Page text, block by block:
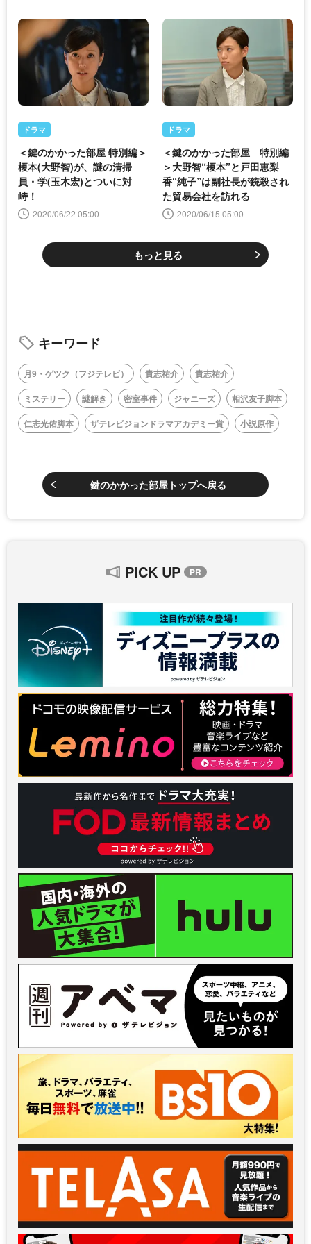
ドラマ
＜鍵のかかった部屋 特別編＞
榎本(大野智)が、謎の清掃
員・学(玉木宏)とついに対
峙！
2020/06/22 05:00
ドラマ
＜鍵のかかった部屋 特別編
＞大野智“榎本”と戸田恵梨
香“純子”は副社長が銃殺され
た貿易会社を訪れる
2020/06/15 05:00
もっと見る
キーワード
月9・ゲツク（フジテレビ） 貴志祐介
貴志祐介
ミステリー
謎解き 密室事件 ジャニーズ
相沢友子脚本
仁志光佑脚本
ザテレビジョンドラマアカデミー賞 小説原作
鍵のかかった部屋トップへ戻る
PICK UP